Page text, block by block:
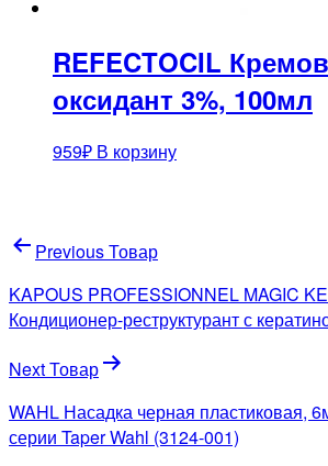
REFECTOCIL
оксидант 3%, 100мл
959₽ В корзину
Навигация
по
записям
Previous Товар
KAPOUS PROFESSIONNEL MAGIC
Кондиционер-реструктурант с
Next Товар
WAHL Насадка черная пластиковая,
серии Taper Wahl (3124-001)